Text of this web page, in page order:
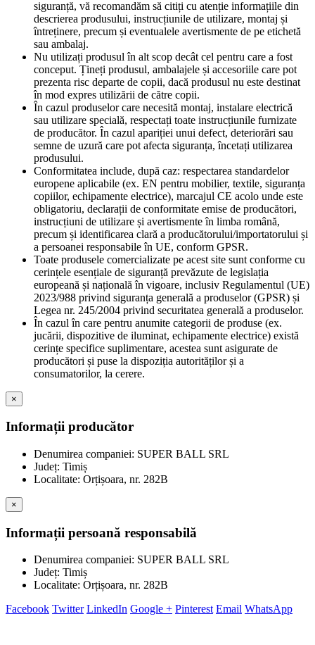
siguranță, vă recomandăm să citiți cu atenție informațiile din
descrierea produsului, instrucțiunile de utilizare, montaj și
întreținere, precum și eventualele avertismente de pe etichetă
sau ambalaj.
Nu utilizați produsul în alt scop decât cel pentru care a fost
conceput. Țineți produsul, ambalajele și accesoriile care pot
prezenta risc departe de copii, dacă produsul nu este destinat
în mod expres utilizării de către copii.
În cazul produselor care necesită montaj, instalare electrică
sau utilizare specială, respectați toate instrucțiunile furnizate
de producător. În cazul apariției unui defect, deteriorări sau
semne de uzură care pot afecta siguranța, încetați utilizarea
produsului.
Conformitatea include, după caz: respectarea standardelor
europene aplicabile (ex. EN pentru mobilier, textile, siguranța
copiilor, echipamente electrice), marcajul CE acolo unde este
obligatoriu, declarații de conformitate emise de producători,
instrucțiuni de utilizare și avertismente în limba română,
precum și identificarea clară a producătorului/importatorului și
a persoanei responsabile în UE, conform GPSR.
Toate produsele comercializate pe acest site sunt conforme cu
cerințele esențiale de siguranță prevăzute de legislația
europeană și națională în vigoare, inclusiv Regulamentul (UE)
2023/988 privind siguranța generală a produselor (GPSR) și
Legea nr. 245/2004 privind securitatea generală a produselor.
În cazul în care pentru anumite categorii de produse (ex.
jucării, dispozitive de iluminat, echipamente electrice) există
cerințe specifice suplimentare, acestea sunt asigurate de
producători și puse la dispoziția autorităților și a
consumatorilor, la cerere.
×
Informații producător
Denumirea companiei: SUPER BALL SRL
Județ: Timiș
Localitate: Orțișoara, nr. 282B
×
Informații persoană responsabilă
Denumirea companiei: SUPER BALL SRL
Județ: Timiș
Localitate: Orțișoara, nr. 282B
Facebook Twitter LinkedIn Google + Pinterest Email WhatsApp